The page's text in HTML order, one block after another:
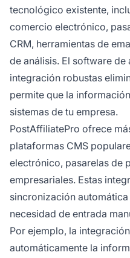
tecnológico existente,
comercio electrónico,
CRM, herramientas de
de análisis. El software
integración robustas
permite que la
sistemas de tu empresa.
PostAffiliatePro ofrece
plataformas CMS
electrónico, pasarelas de
empresariales. Estas
sincronización
necesidad de entrada
Por ejemplo, la
automáticamente la